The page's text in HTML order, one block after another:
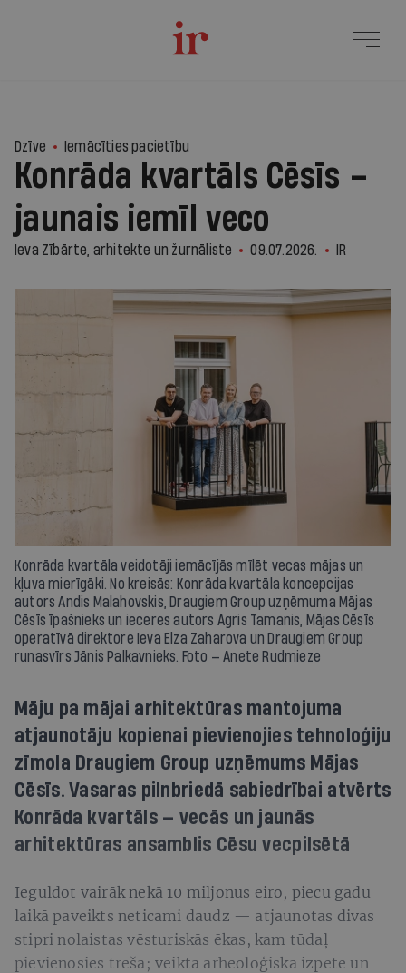
Dzīve Iemācīties pacietību
Konrāda kvartāls Cēsīs –
jaunais iemīl veco
Ieva Zībārte, arhitekte un žurnāliste 09.07.2026. IR
Konrāda kvartāla veidotāji iemācījās mīlēt vecas mājas un
kļuva mierīgāki. No kreisās: Konrāda kvartāla koncepcijas
autors Andis Malahovskis, Draugiem Group uzņēmuma Mājas
Cēsīs īpašnieks un ieceres autors Agris Tamanis, Mājas Cēsīs
operatīvā direktore Ieva Elza Zaharova un Draugiem Group
runasvīrs Jānis Palkavnieks. Foto — Anete Rudmieze
Māju pa mājai arhitektūras mantojuma
atjaunotāju kopienai pievienojies tehnoloģiju
zīmola Draugiem Group uzņēmums Mājas
Cēsīs. Vasaras pilnbriedā sabiedrībai atvērts
Konrāda kvartāls — vecās un jaunās
arhitektūras ansamblis Cēsu vecpilsētā
Ieguldot vairāk nekā 10 miljonus eiro, piecu gadu
laikā paveikts neticami daudz — atjaunotas divas
stipri nolaistas vēsturiskās ēkas, kam tūdaļ
pievienosies trešā; veikta arheoloģiskā izpēte un